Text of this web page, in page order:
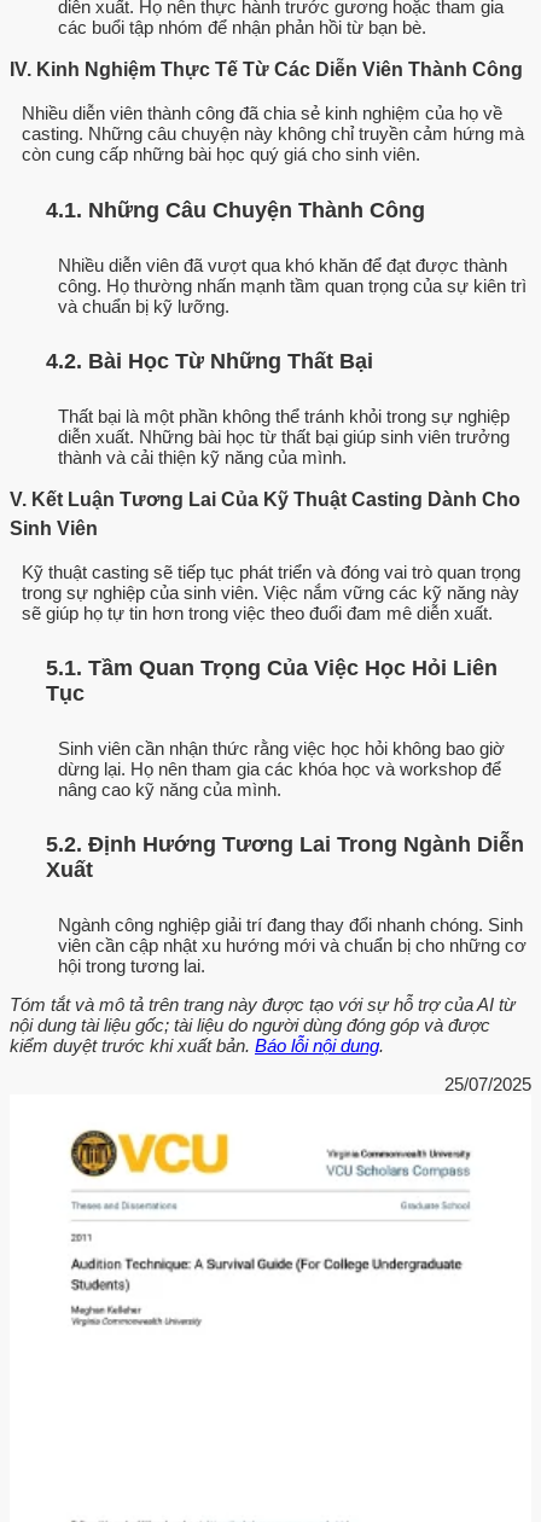
diễn xuất. Họ nên thực hành trước gương hoặc tham gia
các buổi tập nhóm để nhận phản hồi từ bạn bè.
IV. Kinh Nghiệm Thực Tế Từ Các Diễn Viên Thành Công
Nhiều diễn viên thành công đã chia sẻ kinh nghiệm của họ về
casting. Những câu chuyện này không chỉ truyền cảm hứng mà
còn cung cấp những bài học quý giá cho sinh viên.
4.1. Những Câu Chuyện Thành Công
Nhiều diễn viên đã vượt qua khó khăn để đạt được thành
công. Họ thường nhấn mạnh tầm quan trọng của sự kiên trì
và chuẩn bị kỹ lưỡng.
4.2. Bài Học Từ Những Thất Bại
Thất bại là một phần không thể tránh khỏi trong sự nghiệp
diễn xuất. Những bài học từ thất bại giúp sinh viên trưởng
thành và cải thiện kỹ năng của mình.
V. Kết Luận Tương Lai Của Kỹ Thuật Casting Dành Cho
Sinh Viên
Kỹ thuật casting sẽ tiếp tục phát triển và đóng vai trò quan trọng
trong sự nghiệp của sinh viên. Việc nắm vững các kỹ năng này
sẽ giúp họ tự tin hơn trong việc theo đuổi đam mê diễn xuất.
5.1. Tầm Quan Trọng Của Việc Học Hỏi Liên
Tục
Sinh viên cần nhận thức rằng việc học hỏi không bao giờ
dừng lại. Họ nên tham gia các khóa học và workshop để
nâng cao kỹ năng của mình.
5.2. Định Hướng Tương Lai Trong Ngành Diễn
Xuất
Ngành công nghiệp giải trí đang thay đổi nhanh chóng. Sinh
viên cần cập nhật xu hướng mới và chuẩn bị cho những cơ
hội trong tương lai.
Tóm tắt và mô tả trên trang này được tạo với sự hỗ trợ của AI từ
nội dung tài liệu gốc; tài liệu do người dùng đóng góp và được
kiểm duyệt trước khi xuất bản. Báo lỗi nội dung.
25/07/2025